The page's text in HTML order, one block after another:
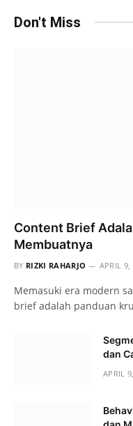
Don't Miss
Content Brief
Membuatnya
BY RIZKI RAHARJO APRIL 9,
Memasuki era modern
brief adalah panduan
dan
APRIL